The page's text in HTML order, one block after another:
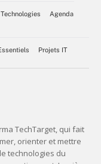
Technologies
Agenda
Projets IT